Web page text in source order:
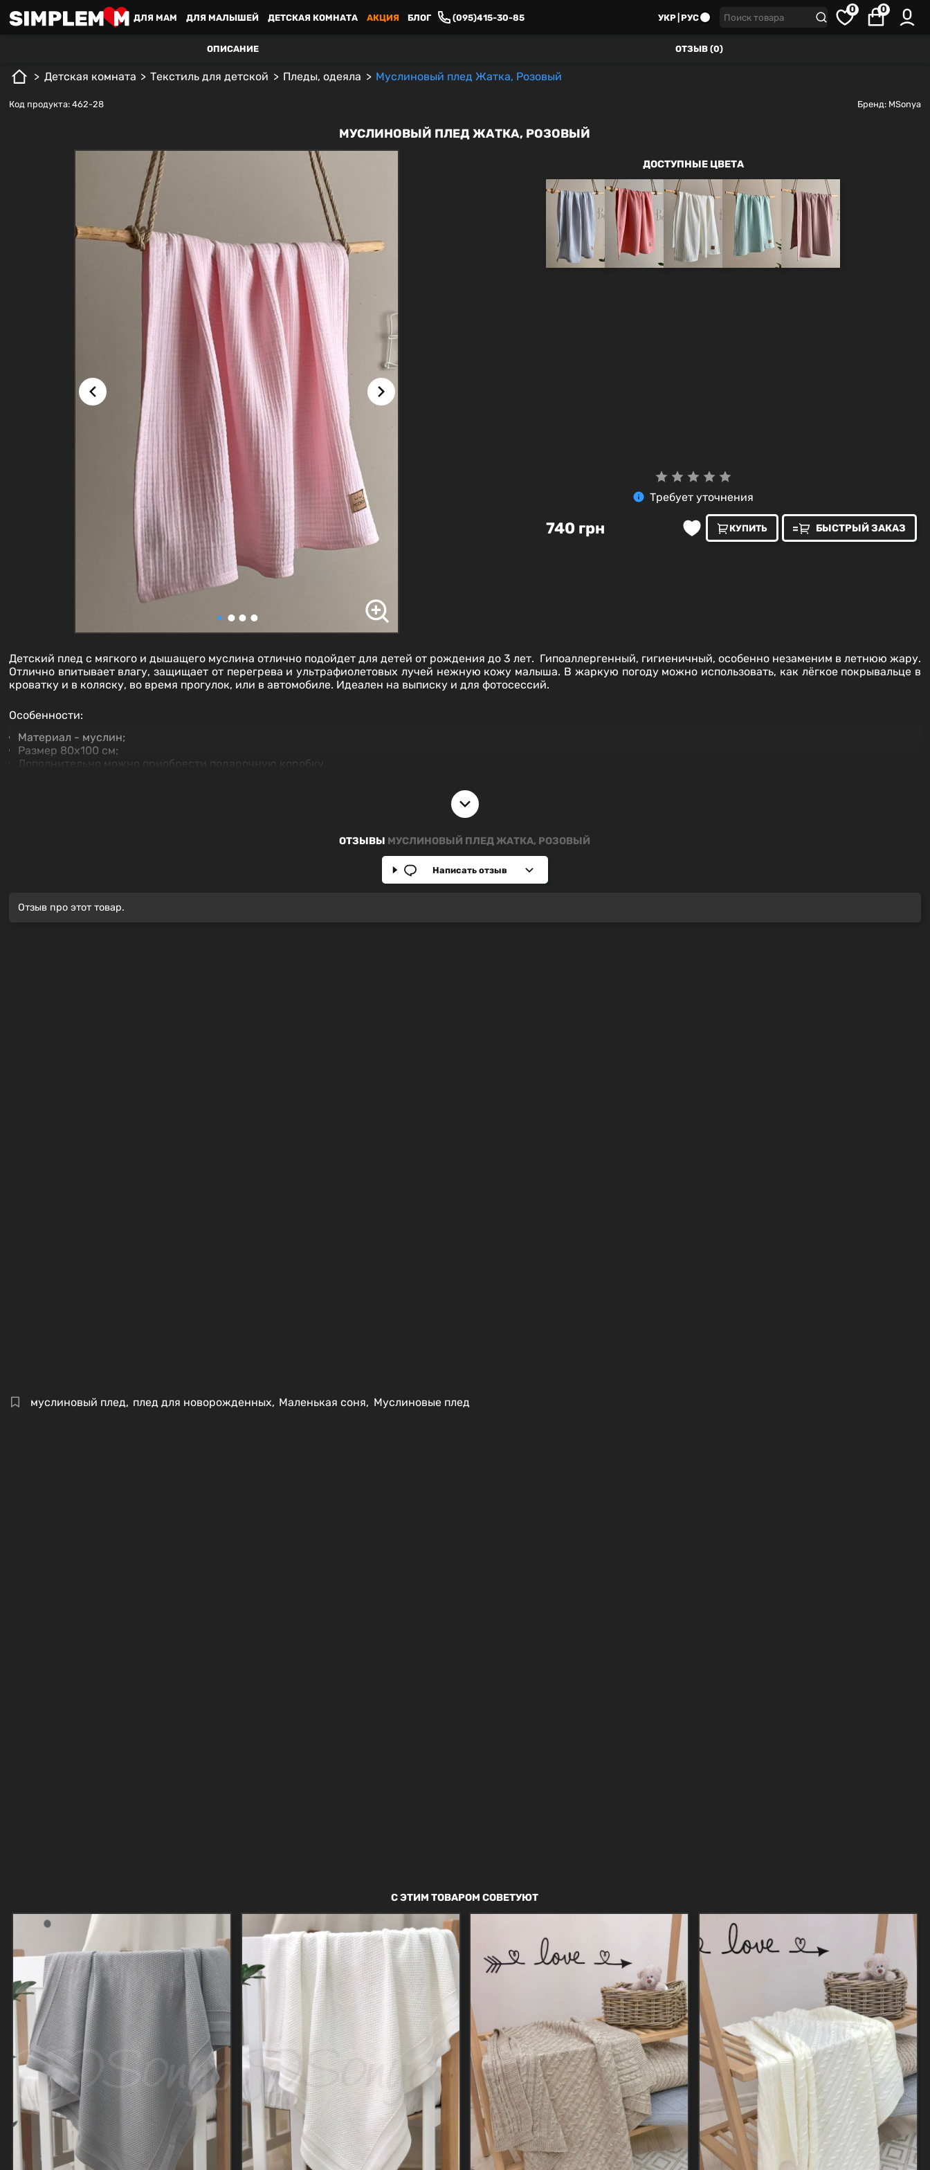
ДЛЯ MАМ ДЛЯ МАЛЫШЕЙ ДЕТСКАЯ КОМНАТА АКЦИЯ БЛОГ (095)415-30-85 УКР РУС
0 0
ОПИСАНИЕ ОТЗЫВ (0)
Детская комната Текстиль для детской Пледы, одеяла Муслиновый плед Жатка, Розовый
Код продукта: 462-28 Бренд: MSonya
МУСЛИНОВЫЙ ПЛЕД ЖАТКА, РОЗОВЫЙ
ДОСТУПНЫЕ ЦВЕТА
Требует уточнения
740 грн КУПИТЬ БЫСТРЫЙ ЗАКАЗ
Детский плед с мягкого и дышащего муслина отлично подойдет для детей от рождения до 3 лет. Гипоаллергенный, гигиеничный, особенно незаменим в летнюю жару.
Отлично впитывает влагу, защищает от перегрева и ультрафиолетовых лучей нежную кожу малыша. В жаркую погоду можно использовать, как лёгкое покрывальце в
кроватку и в коляску, во время прогулок, или в автомобиле. Идеален на выписку и для фотосессий.
Особенности:
Материал - муслин;
Размер 80х100 см;
Дополнительно можно приобрести подарочную коробку.
ОТЗЫВЫ МУСЛИНОВЫЙ ПЛЕД ЖАТКА, РОЗОВЫЙ
Написать отзыв
Отзыв про этот товар.
муслиновый плед, плед для новорожденных, Маленькая соня, Муслиновые плед
С ЭТИМ ТОВАРОМ СОВЕТУЮТ